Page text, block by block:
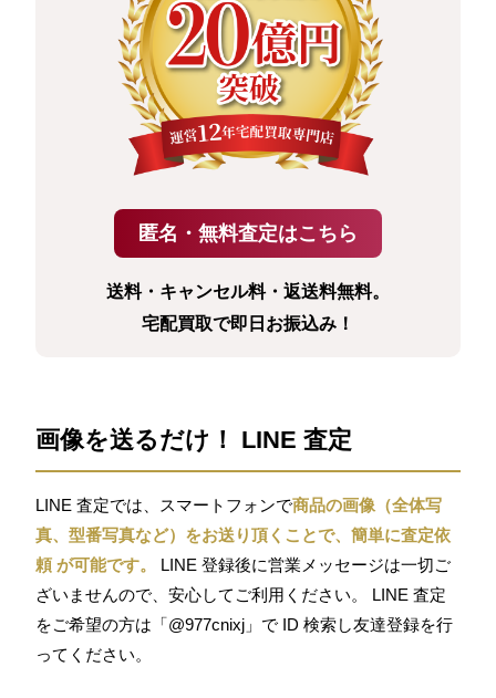
送料・キャンセル料・返送料無料。
宅配買取で即日お振込み！
画像を送るだけ！ LINE 査定
LINE 査定では、スマートフォンで商品の画像（全体写
真、型番写真など）をお送り頂くことで、簡単に査定依
頼 が可能です。
LINE 登録後に営業メッセージは一切ご
ざいませんので、安心してご利用ください。 LINE 査定
をご希望の方は「@977cnixj」で ID 検索し友達登録を行
ってください。